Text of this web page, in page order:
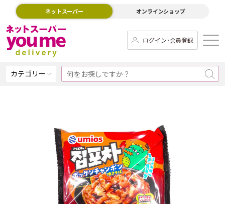
ネットスーパー オンラインショップ
ログイン･会員登録
カテゴリー